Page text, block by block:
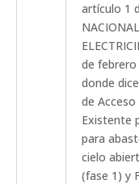
artículo 1
de
donde
de
Existente
para
cielo
(fase 1) y